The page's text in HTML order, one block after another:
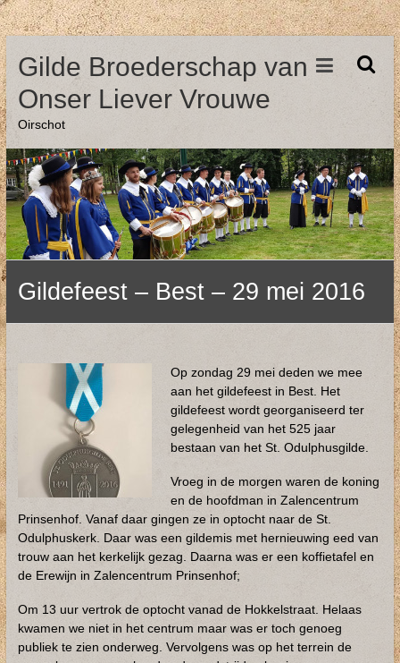
Ga
naar
de
inhoud
Gilde Broederschap van
Onser Liever Vrouwe
Oirschot
Gildefeest – Best – 29 mei 2016
Op zondag 29 mei deden we mee
aan het gildefeest in Best. Het
gildefeest wordt georganiseerd ter
gelegenheid van het 525 jaar
bestaan van het St. Odulphusgilde.
Vroeg in de morgen waren de koning
en de hoofdman in Zalencentrum
Prinsenhof. Vanaf daar gingen ze in optocht naar de St.
Odulphuskerk. Daar was een gildemis met hernieuwing eed van
trouw aan het kerkelijk gezag. Daarna was er een koffietafel en
de Erewijn in Zalencentrum Prinsenhof;
Om 13 uur vertrok de optocht vanad de Hokkelstraat. Helaas
kwamen we niet in het centrum maar was er toch genoeg
publiek te zien onderweg. Vervolgens was op het terrein de